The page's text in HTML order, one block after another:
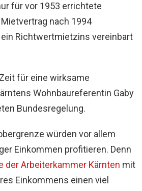
für vor 1953 errichtete
nach 1994
Richtwertmietzins vereinbart
für eine wirksame
Wohnbaureferentin Gaby
Bundesregelung.
würden vor allem
Einkommen profitieren. Denn
der Arbeiterkammer Kärnten mit
Einkommens einen viel